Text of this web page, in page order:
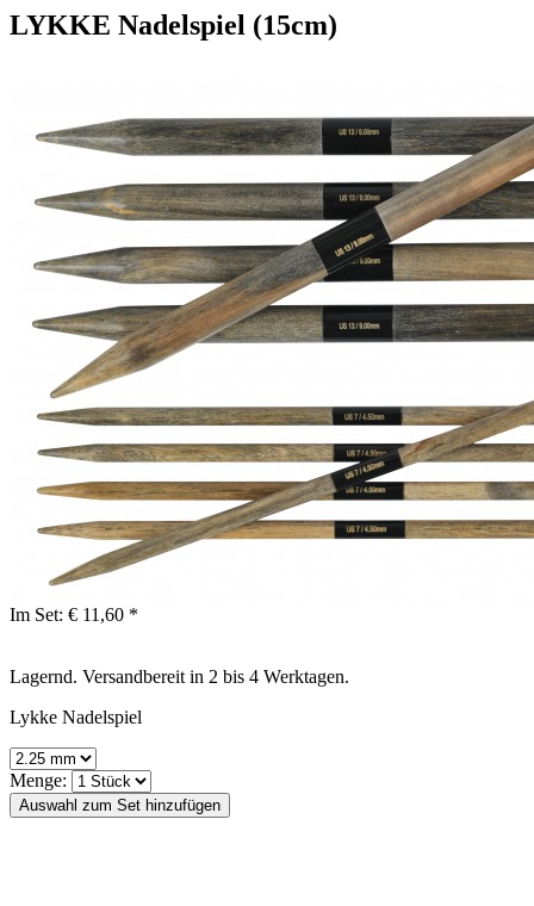
LYKKE Nadelspiel (15cm)
Im Set: € 11,60 *
Lagernd. Versandbereit in 2 bis 4 Werktagen.
Lykke Nadelspiel
Menge: